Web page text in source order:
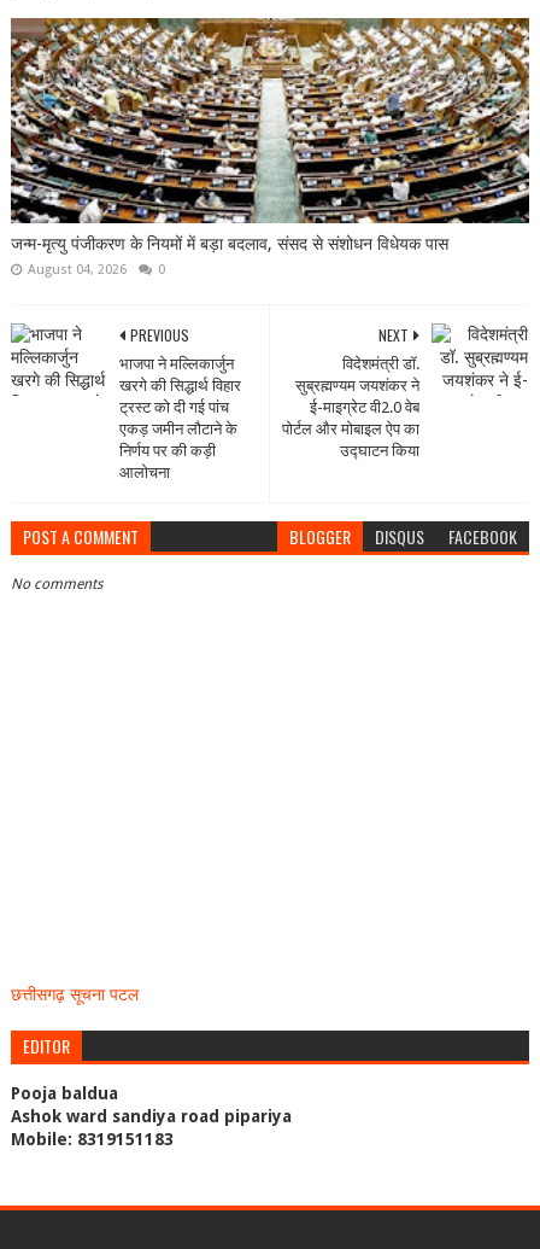
जन्म-मृत्यु पंजीकरण के नियमों में बड़ा बदलाव, संसद से संशोधन विधेयक पास
August 04, 2026 0
NEXT
विदेशमंत्री डॉ.
सुब्रह्मण्‍यम जयशंकर ने
ई-माइग्रेट वी2.0 वेब
पोर्टल और मोबाइल ऐप का
उद्घाटन किया
PREVIOUS
भाजपा ने मल्लिकार्जुन
खरगे की सिद्धार्थ विहार
ट्रस्ट को दी गई पांच
एकड़ जमीन लौटाने के
निर्णय पर की कड़ी
आलोचना
POST A COMMENT BLOGGER DISQUS FACEBOOK
No comments
छत्तीसगढ़ सूचना पटल
EDITOR
Pooja baldua
Ashok ward sandiya road pipariya
Mobile: 8319151183